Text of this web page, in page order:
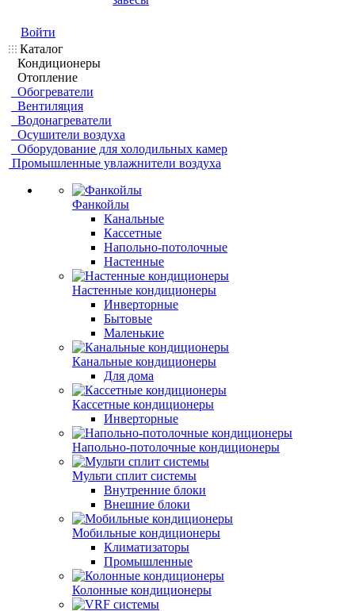
Войти
Каталог
Кондиционеры
Отопление
Обогреватели
Вентиляция
Водонагреватели
Осушители воздуха
Оборудование для холодильных камер
Промышленные увлажнители воздуха
Фанкойлы
Канальные
Кассетные
Напольно-потолочные
Настенные
Настенные кондиционеры
Инверторные
Бытовые
Маленькие
Канальные кондиционеры
Для дома
Кассетные кондиционеры
Инверторные
Напольно-потолочные кондиционеры
Мульти сплит системы
Внутренние блоки
Внешние блоки
Мобильные кондиционеры
Климатизаторы
Промышленные
Колонные кондиционеры